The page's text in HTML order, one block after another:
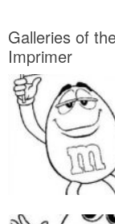
Galleries of
Imprimer